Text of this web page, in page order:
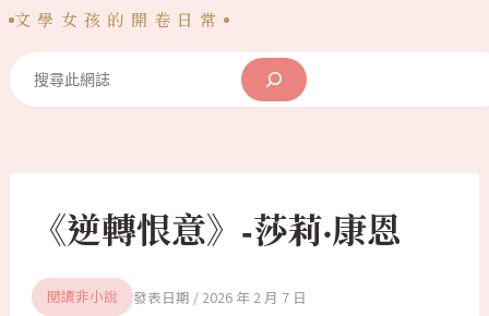
容文學女孩的開卷日常
《逆轉恨意》-莎莉·康恩
閱讀非小說 2026 年 2 月 7 日